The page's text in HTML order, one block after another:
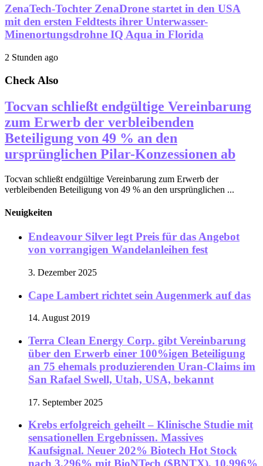
ZenaTech-Tochter ZenaDrone startet in den USA
mit den ersten Feldtests ihrer Unterwasser-
Minenortungsdrohne IQ Aqua in Florida
2 Stunden ago
Check Also
Tocvan schließt endgültige Vereinbarung
zum Erwerb der verbleibenden
Beteiligung von 49 % an den
ursprünglichen Pilar-Konzessionen ab
Tocvan schließt endgültige Vereinbarung zum Erwerb der
verbleibenden Beteiligung von 49 % an den ursprünglichen ...
Neuigkeiten
Endeavour Silver legt Preis für das Angebot
von vorrangigen Wandelanleihen fest
3. Dezember 2025
Cape Lambert richtet sein Augenmerk auf das
14. August 2019
Terra Clean Energy Corp. gibt Vereinbarung
über den Erwerb einer 100%igen Beteiligung
an 75 ehemals produzierenden Uran-Claims im
San Rafael Swell, Utah, USA, bekannt
17. September 2025
Krebs erfolgreich geheilt – Klinische Studie mit
sensationellen Ergebnissen. Massives
Kaufsignal. Neuer 202% Biotech Hot Stock